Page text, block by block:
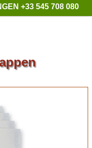
+33 545 708 080